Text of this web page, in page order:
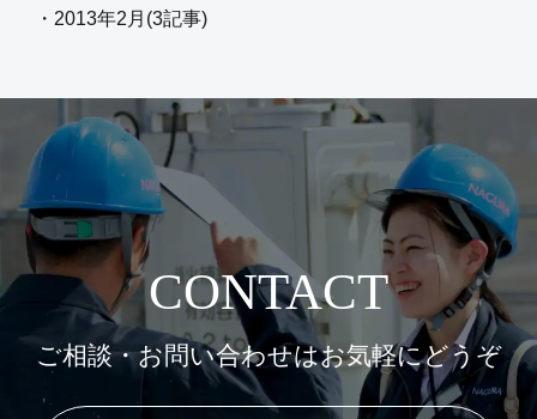
・2013年2月(3記事)
CONTACT
ご相談・お問い合わせはお気軽にどうぞ